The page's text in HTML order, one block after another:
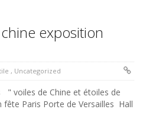
exposition
, Uncategorized
" voiles de Chine et étoiles de
Paris Porte de Versailles Hall